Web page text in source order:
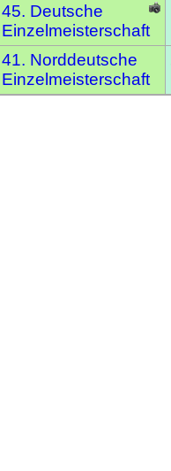
45. Deutsche
Einzelmeisterschaft
41. Norddeutsche
Einzelmeisterschaft